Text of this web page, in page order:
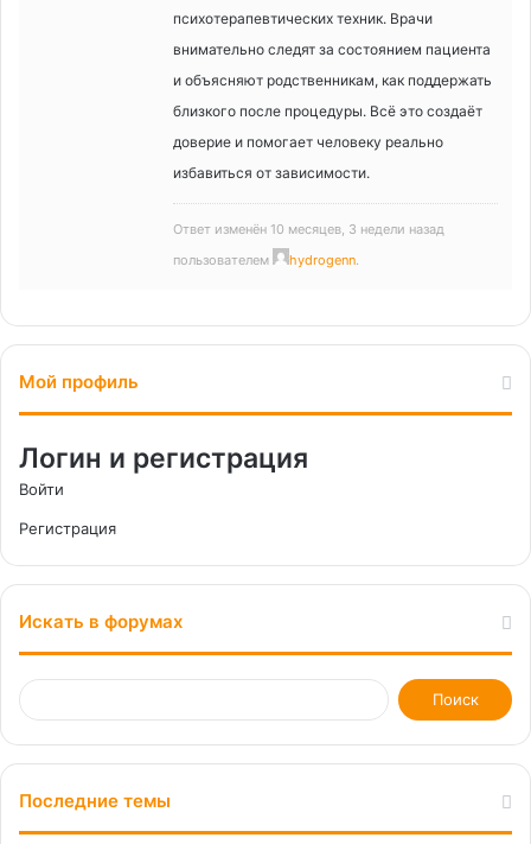
психотерапевтических техник. Врачи
внимательно следят за состоянием пациента
и объясняют родственникам, как поддержать
близкого после процедуры. Всё это создаёт
доверие и помогает человеку реально
избавиться от зависимости.
Ответ изменён 10 месяцев, 3 недели назад
пользователем
hydrogenn.
Мой профиль
Логин и регистрация
Войти
Регистрация
Искать в форумах
Последние темы